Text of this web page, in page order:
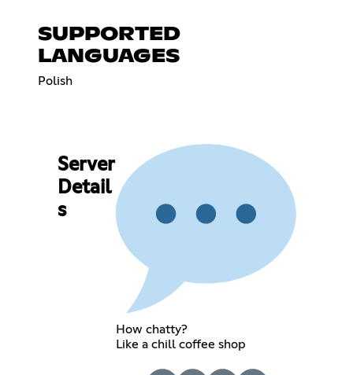
SUPPORTED
LANGUAGES
Polish
Server
Detail
s
How chatty?
Like a chill coffee shop